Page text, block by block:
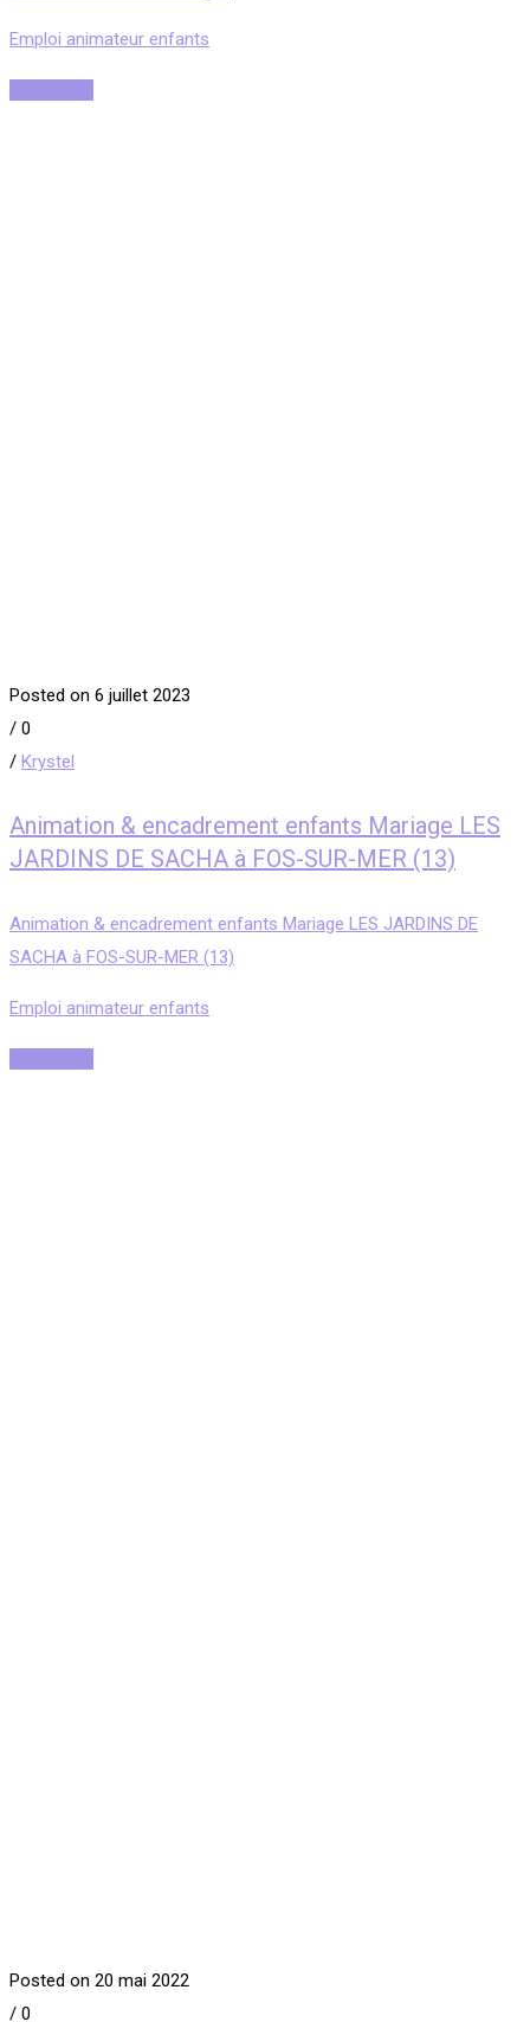
Emploi animateur enfants
Posted on 6 juillet 2023
/ 0
/ Krystel
Animation & encadrement enfants Mariage LES
JARDINS DE SACHA à FOS-SUR-MER (13)
Animation & encadrement enfants Mariage LES JARDINS DE
SACHA à FOS-SUR-MER (13)
Emploi animateur enfants
Posted on 20 mai 2022
/ 0